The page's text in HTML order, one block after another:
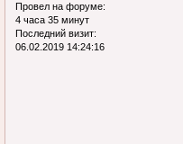
Провел на форуме:
4 часа 35 минут
Последний визит:
06.02.2019 14:24:16